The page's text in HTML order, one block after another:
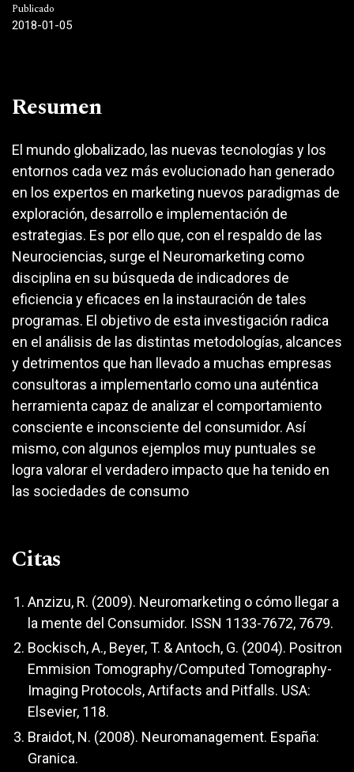
Publicado
2018-01-05
Resumen
El mundo globalizado, las nuevas tecnologías y los
entornos cada vez más evolucionado han generado
en los expertos en marketing nuevos paradigmas de
exploración, desarrollo e implementación de
estrategias. Es por ello que, con el respaldo de las
Neurociencias, surge el Neuromarketing como
disciplina en su búsqueda de indicadores de
eficiencia y eficaces en la instauración de tales
programas. El objetivo de esta investigación radica
en el análisis de las distintas metodologías, alcances
y detrimentos que han llevado a muchas empresas
consultoras a implementarlo como una auténtica
herramienta capaz de analizar el comportamiento
consciente e inconsciente del consumidor. Así
mismo, con algunos ejemplos muy puntuales se
logra valorar el verdadero impacto que ha tenido en
las sociedades de consumo
Citas
Anzizu, R. (2009). Neuromarketing o cómo llegar a
la mente del Consumidor. ISSN 1133-7672, 7679.
Bockisch, A., Beyer, T. & Antoch, G. (2004). Positron
Emmision Tomography/Computed Tomography-
Imaging Protocols, Artifacts and Pitfalls. USA:
Elsevier, 118.
Braidot, N. (2008). Neuromanagement. España:
Granica.